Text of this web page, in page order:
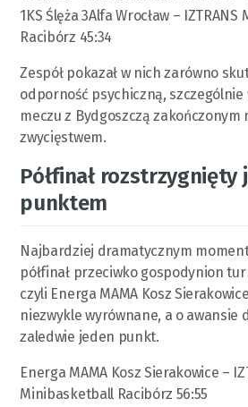
1KS Ślęża 3Alfa Wrocław –
Racibórz 45:34
Zespół pokazał w nich zarówno
odporność psychiczną, szczególnie
meczu z Bydgoszczą zakończonym
zwycięstwem.
Półfinał rozstrzygnięty
punktem
Najbardziej dramatycznym
półfinał przeciwko gospodynion
czyli Energa MAMA Kosz
niezwykle wyrównane, a o awansie
zaledwie jeden punkt.
Energa MAMA Kosz Sierakowice –
Minibasketball Racibórz 56:55